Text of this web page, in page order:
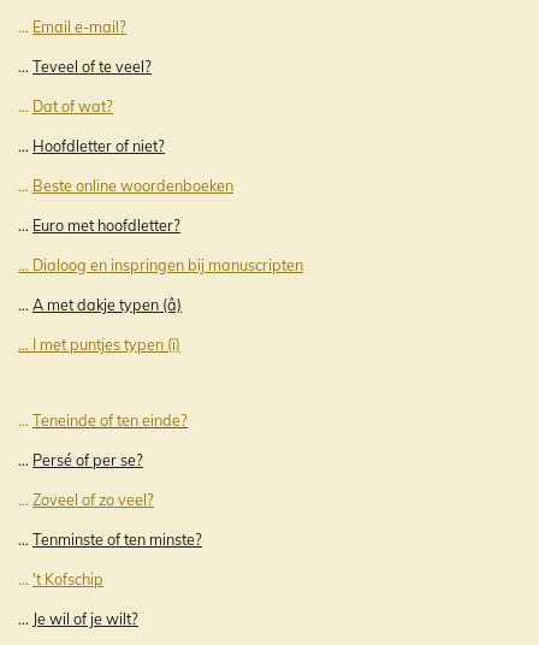
... Email e-mail?
... Teveel of te veel?
... Dat of wat?
... Hoofdletter of niet?
... Beste online woordenboeken
... Euro met hoofdletter?
... Dialoog en inspringen bij manuscripten
... A met dakje typen (â)
... I met puntjes typen (ï)
... Teneinde of ten einde?
... Persé of per se?
... Zoveel of zo veel?
... Tenminste of ten minste?
... 't Kofschip
... Je wil of je wilt?